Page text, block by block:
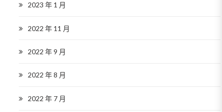
2023 年 1 月
2022 年 11 月
2022 年 9 月
2022 年 8 月
2022 年 7 月